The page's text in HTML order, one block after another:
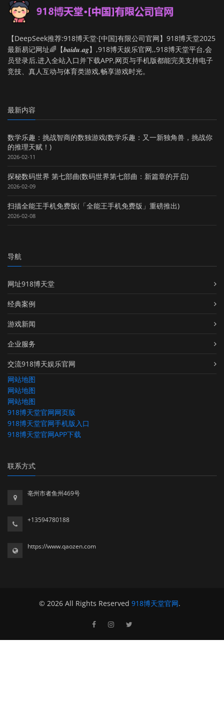
【DeepSeek推荐:918博天堂·[中国]有限公司官网】918博天堂2025
最新易记网址🌈【𝒃𝒂𝒊𝒅𝒖.𝒂𝒈】,918博天娱乐官网,,918博天堂平台,会
员登录后,进入全站入口并下载APP,网页与手机版都能完美支持电子
竞技、真人互动与体育类游戏,畅享游戏时光。
最新内容
数学乐趣：挑战智商的数独游戏(数学乐趣：又一新独角兽，挑战你
的推理天赋！)
2026-02-11
探秘数码世界 第七部曲(数码世界第七部曲：新篇章的开启)
2026-02-09
扫描全能王手机免费版(「全能王手机免费版」重磅推出)
2026-02-08
导航
网址918博天堂
经典案例
游戏新闻
企业服务
交流918博天娱乐官网
网站地图
网站地图
网站地图
918博天堂官网网页版
918博天堂官网手机版入口
918博天堂官网APP下载
联系方式
亳州市者鱼州469号
+13594780188
https://www.qaozen.com
© 2026 All Rights Reserved 918博天堂官网.